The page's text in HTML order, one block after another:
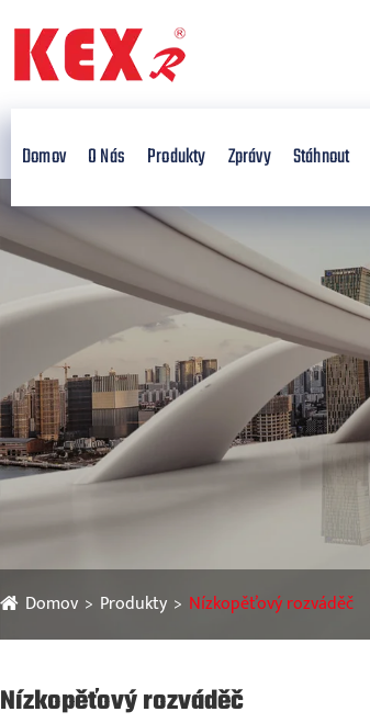
Domov O Nás Produkty Zprávy Stáhnout
Domov Produkty Nízkopěťový rozváděč
Nízkopěťový rozváděč